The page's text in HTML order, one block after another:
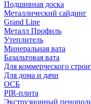
Подшивная доска
Металлический сайдинг
Grand Line
Металл Профиль
Утеплитель
Минеральная вата
Базальтовая вата
Для коммерческого
Для дома и дачи
ОСБ
PIR-плита
Экструзионный